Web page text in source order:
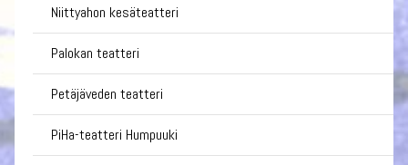
Niittyahon kesäteatteri
Palokan teatteri
Petäjäveden teatteri
PiHa-teatteri Humpuuki